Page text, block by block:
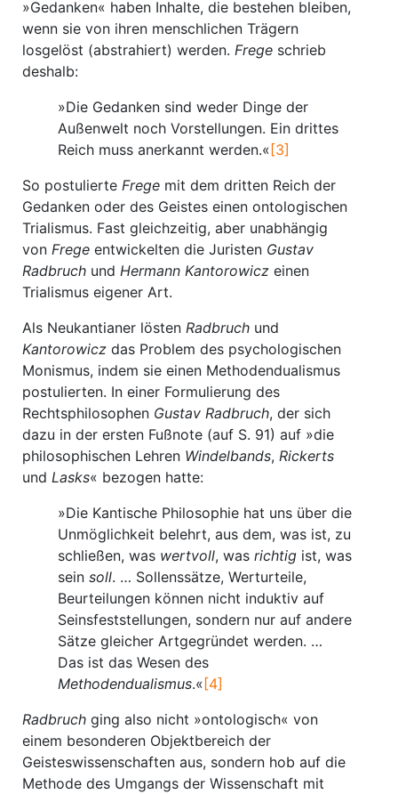
»Gedanken« haben Inhalte, die bestehen bleiben,
wenn sie von ihren menschlichen Trägern
losgelöst (abstrahiert) werden. Frege schrieb
deshalb:
»Die Gedanken sind weder Dinge der
Außenwelt noch Vorstellungen. Ein drittes
Reich muss anerkannt werden.« [3]
So postulierte Frege mit dem dritten Reich der
Gedanken oder des Geistes einen ontologischen
Trialismus. Fast gleichzeitig, aber unabhängig
von Frege entwickelten die Juristen Gustav
Radbruch und Hermann Kantorowicz einen
Trialismus eigener Art.
Als Neukantianer lösten Radbruch und
Kantorowicz das Problem des psychologischen
Monismus, indem sie einen Methodendualismus
postulierten. In einer Formulierung des
Rechtsphilosophen Gustav Radbruch, der sich
dazu in der ersten Fußnote (auf S. 91) auf »die
philosophischen Lehren Windelbands, Rickerts
und Lasks« bezogen hatte:
»Die Kantische Philosophie hat uns über die
Unmöglichkeit belehrt, aus dem, was ist, zu
schließen, was wertvoll, was richtig ist, was
sein soll. … Sollenssätze, Werturteile,
Beurteilungen können nicht induktiv auf
Seinsfeststellungen, sondern nur auf andere
Sätze gleicher Artgegründet werden. …
Das ist das Wesen des
Methodendualismus.« [4]
Radbruch ging also nicht »ontologisch« von
einem besonderen Objektbereich der
Geisteswissenschaften aus, sondern hob auf die
Methode des Umgangs der Wissenschaft mit